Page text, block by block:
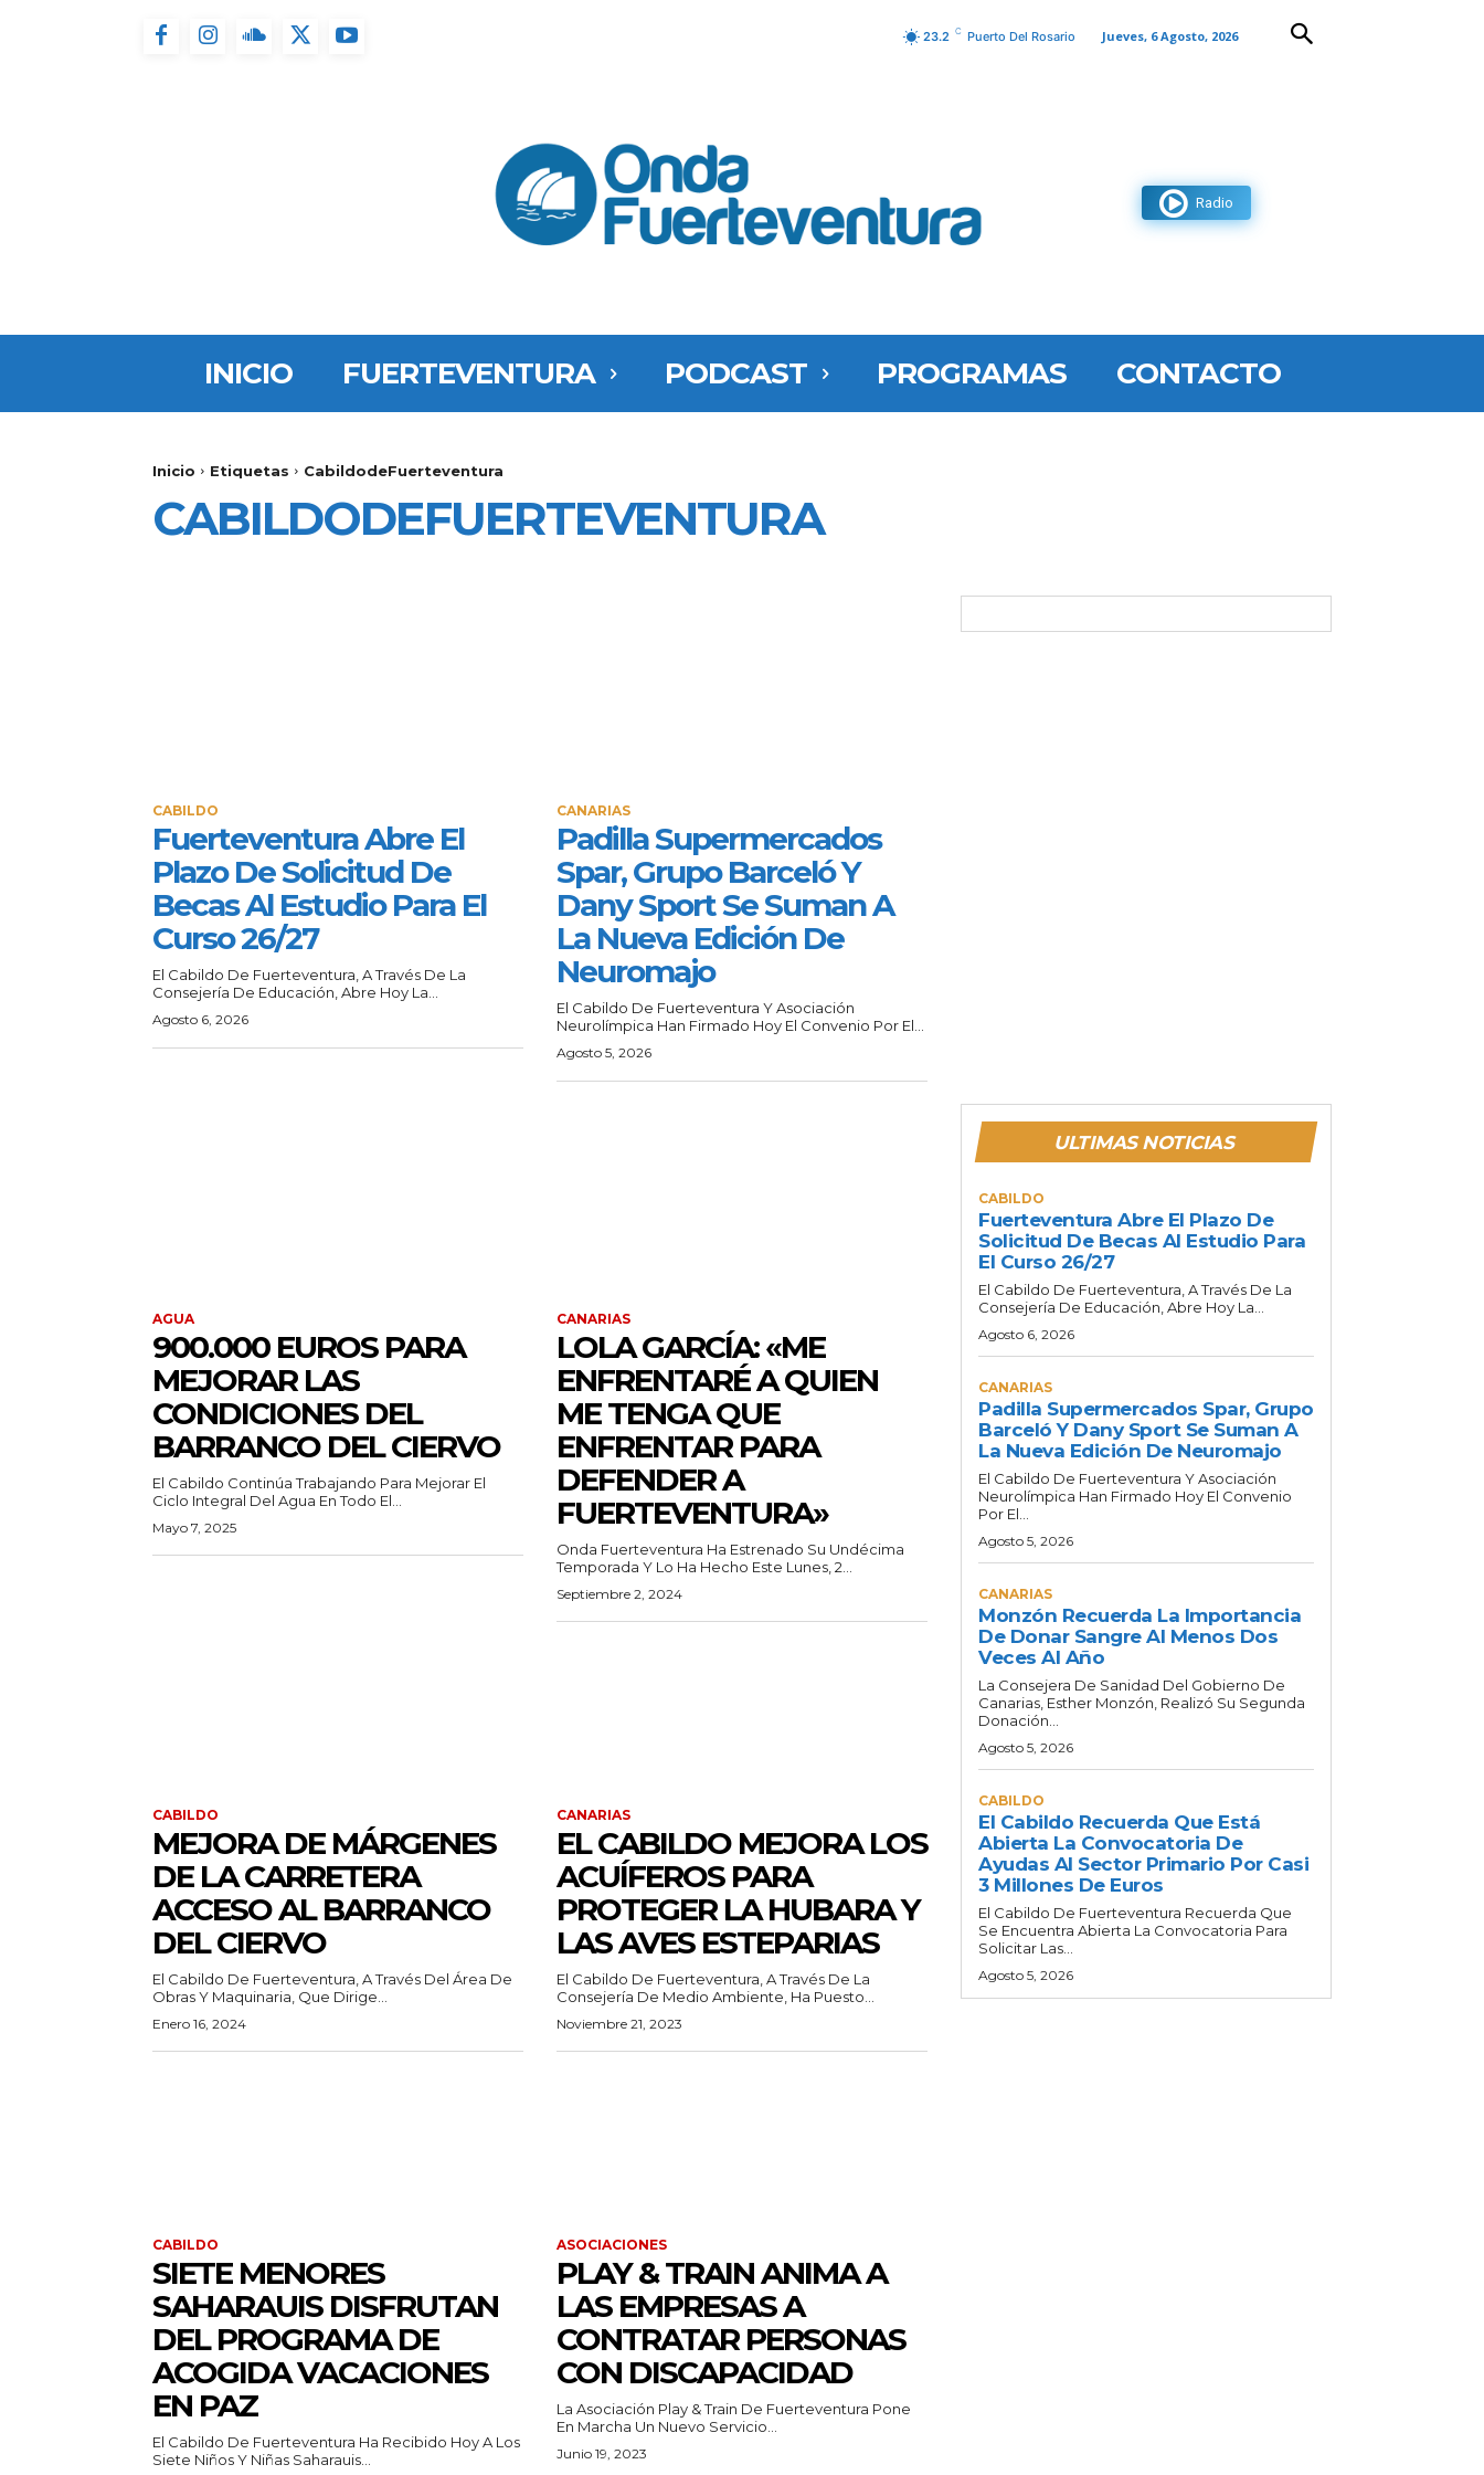
23.2 C Puerto Del Rosario Jueves, 6 Agosto, 2026
Radio
INICIO FUERTEVENTURA PODCAST PROGRAMAS CONTACTO
Inicio Etiquetas CabildodeFuerteventura
CABILDODEFUERTEVENTURA
CABILDO
Fuerteventura Abre El
Plazo De Solicitud De
Becas Al Estudio Para El
Curso 26/27
El Cabildo De Fuerteventura, A Través De La
Consejería De Educación, Abre Hoy La...
Agosto 6, 2026
CANARIAS
Padilla Supermercados
Spar, Grupo Barceló Y
Dany Sport Se Suman A
La Nueva Edición De
Neuromajo
El Cabildo De Fuerteventura Y Asociación
Neurolímpica Han Firmado Hoy El Convenio Por El...
Agosto 5, 2026
AGUA
900.000 EUROS PARA
MEJORAR LAS
CONDICIONES DEL
BARRANCO DEL CIERVO
El Cabildo Continúa Trabajando Para Mejorar El
Ciclo Integral Del Agua En Todo El...
Mayo 7, 2025
CANARIAS
LOLA GARCÍA: «ME
ENFRENTARÉ A QUIEN
ME TENGA QUE
ENFRENTAR PARA
DEFENDER A
FUERTEVENTURA»
Onda Fuerteventura Ha Estrenado Su Undécima
Temporada Y Lo Ha Hecho Este Lunes, 2...
Septiembre 2, 2024
CABILDO
MEJORA DE MÁRGENES
DE LA CARRETERA
ACCESO AL BARRANCO
DEL CIERVO
El Cabildo De Fuerteventura, A Través Del Área De
Obras Y Maquinaria, Que Dirige...
Enero 16, 2024
CANARIAS
EL CABILDO MEJORA LOS
ACUÍFEROS PARA
PROTEGER LA HUBARA Y
LAS AVES ESTEPARIAS
El Cabildo De Fuerteventura, A Través De La
Consejería De Medio Ambiente, Ha Puesto...
Noviembre 21, 2023
CABILDO
SIETE MENORES
SAHARAUIS DISFRUTAN
DEL PROGRAMA DE
ACOGIDA VACACIONES
EN PAZ
El Cabildo De Fuerteventura Ha Recibido Hoy A Los
Siete Niños Y Niñas Saharauis...
ASOCIACIONES
PLAY & TRAIN ANIMA A
LAS EMPRESAS A
CONTRATAR PERSONAS
CON DISCAPACIDAD
La Asociación Play & Train De Fuerteventura Pone
En Marcha Un Nuevo Servicio...
Junio 19, 2023
ULTIMAS NOTICIAS
CABILDO
Fuerteventura Abre El Plazo De
Solicitud De Becas Al Estudio Para
El Curso 26/27
El Cabildo De Fuerteventura, A Través De La
Consejería De Educación, Abre Hoy La...
Agosto 6, 2026
CANARIAS
Padilla Supermercados Spar, Grupo
Barceló Y Dany Sport Se Suman A
La Nueva Edición De Neuromajo
El Cabildo De Fuerteventura Y Asociación
Neurolímpica Han Firmado Hoy El Convenio
Por El...
Agosto 5, 2026
CANARIAS
Monzón Recuerda La Importancia
De Donar Sangre Al Menos Dos
Veces Al Año
La Consejera De Sanidad Del Gobierno De
Canarias, Esther Monzón, Realizó Su Segunda
Donación...
Agosto 5, 2026
CABILDO
El Cabildo Recuerda Que Está
Abierta La Convocatoria De
Ayudas Al Sector Primario Por Casi
3 Millones De Euros
El Cabildo De Fuerteventura Recuerda Que
Se Encuentra Abierta La Convocatoria Para
Solicitar Las...
Agosto 5, 2026